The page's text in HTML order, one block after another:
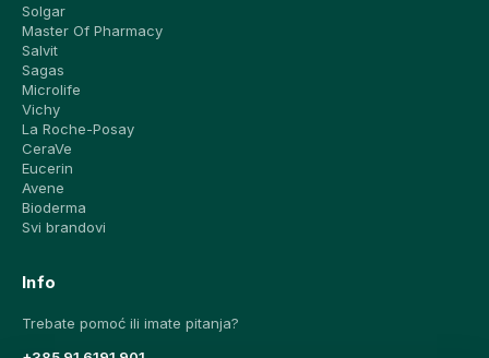
Solgar
Master Of Pharmacy
Salvit
Sagas
Microlife
Vichy
La Roche-Posay
CeraVe
Eucerin
Avene
Bioderma
Svi brandovi
Info
Trebate pomoć ili imate pitanja?